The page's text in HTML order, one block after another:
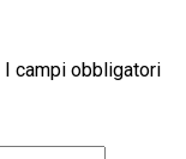
I campi obbligatori